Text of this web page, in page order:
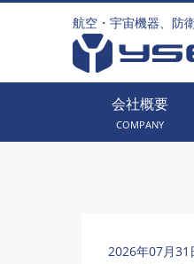
航空・宇宙機器、防
会社概要
COMPANY
2026年07月31